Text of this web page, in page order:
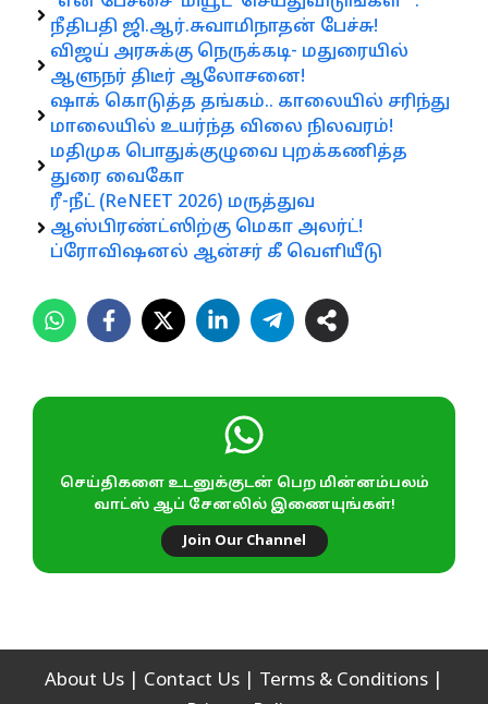
நீதிபதி ஜி.ஆர்.சுவாமிநாதன் பேச்சு!
விஜய் அரசுக்கு நெருக்கடி- மதுரையில்
ஆளுநர் திடீர் ஆலோசனை!
ஷாக் கொடுத்த தங்கம்.. காலையில் சரிந்து
மாலையில் உயர்ந்த விலை நிலவரம்!
மதிமுக பொதுக்குழுவை புறக்கணித்த
துரை வைகோ
ரீ-நீட் (ReNEET 2026) மருத்துவ
ஆஸ்பிரண்ட்ஸிற்கு மெகா அலர்ட்!
ப்ரோவிஷனல் ஆன்சர் கீ வெளியீடு
செய்திகளை உடனுக்குடன் பெற மின்னம்பலம்
வாட்ஸ் ஆப் சேனலில் இணையுங்கள்!
Join Our Channel
About Us Contact Us Terms & Conditions